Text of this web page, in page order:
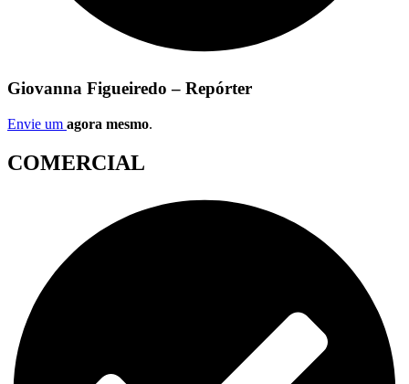
Giovanna Figueiredo – Repórter
Envie um agora mesmo.
COMERCIAL